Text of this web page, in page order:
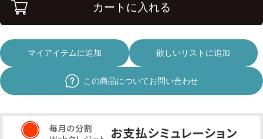
カートに入れる
マイアイテムに追加 欲しいリストに追加
この商品についてお問い合わせ